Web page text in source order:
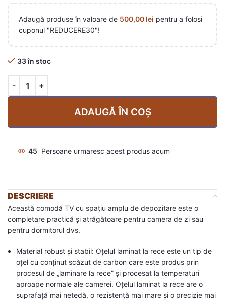
Adaugă produse în valoare de 500,00 lei pentru a folosi
cuponul "REDUCERE30"!
33 în stoc
ADAUGĂ ÎN COȘ
45 Persoane urmaresc acest produs acum
DESCRIERE
Această comodă TV cu spațiu amplu de depozitare este o
completare practică și atrăgătoare pentru camera de zi sau
pentru dormitorul dvs.
Material robust și stabil: Oțelul laminat la rece este un tip de
oțel cu conținut scăzut de carbon care este produs prin
procesul de „laminare la rece” și procesat la temperaturi
aproape normale ale camerei. Oțelul laminat la rece are o
suprafață mai netedă, o rezistență mai mare și o precizie mai